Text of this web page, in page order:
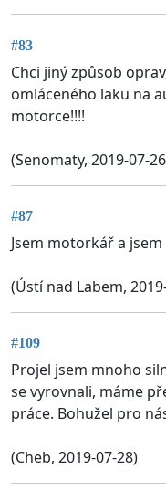
#83
Chci jiný způsob
omláceného laku na
motorce!!!!
(Senomaty, 2019-07-
#87
Jsem motorkář a
(Ústí nad Labem,
#109
Projel jsem mnoho
se vyrovnali, máme
práce. Bohužel pro
(Cheb, 2019-07-28)